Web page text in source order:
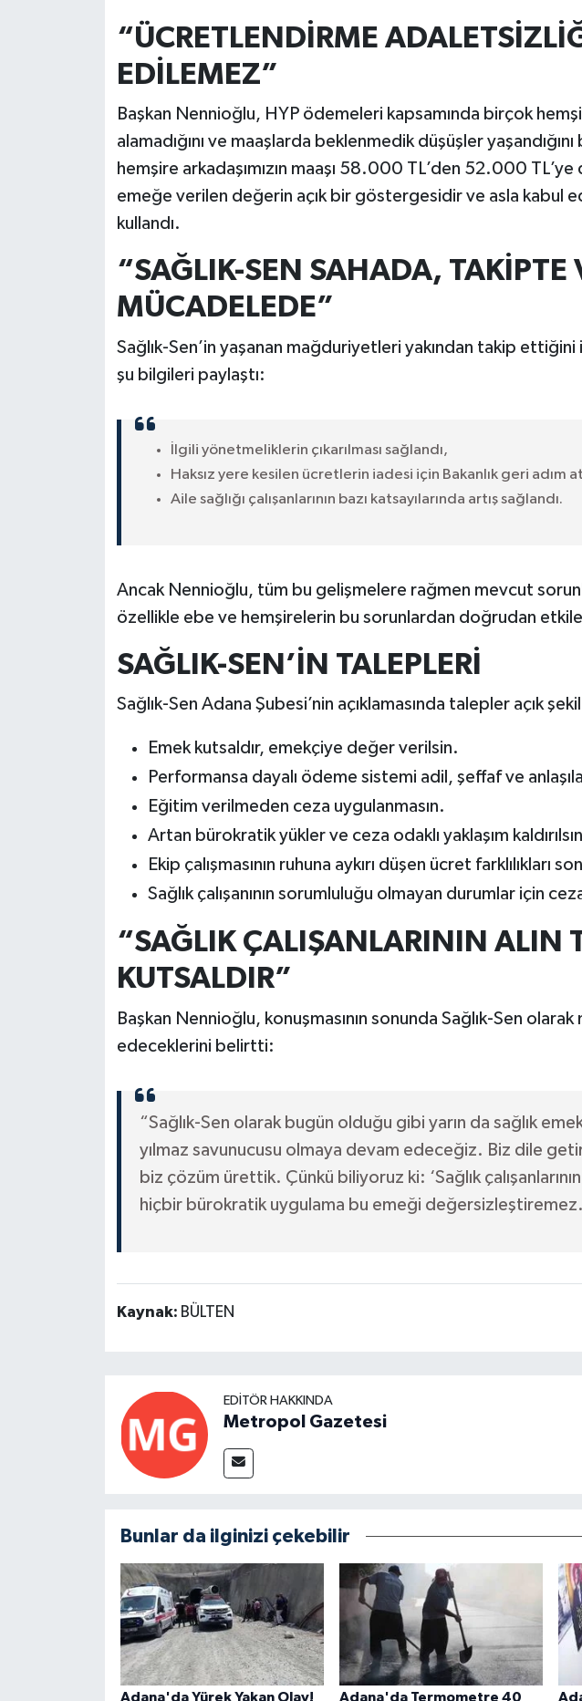
“ÜCRETLENDİRME
EDİLEMEZ”
Başkan Nennioğlu, HYP ödemeleri kapsamında birçok
alamadığını ve maaşlarda beklenmedik düşüşler
hemşire arkadaşımızın maaşı 58.000 TL’den 52.000
emeğe verilen değerin açık bir göstergesidir ve asla kabul
kullandı.
“SAĞLIK-SEN SAHADA, TAKİPTE
MÜCADELEDE”
Sağlık-Sen’in yaşanan mağduriyetleri yakından takip
şu bilgileri paylaştı:
İlgili yönetmeliklerin çıkarılması sağlandı,
Haksız yere kesilen ücretlerin iadesi için Bakanlık geri adım
Aile sağlığı çalışanlarının bazı katsayılarında artış sağlandı.
Ancak Nennioğlu, tüm bu gelişmelere rağmen mevcut
özellikle ebe ve hemşirelerin bu sorunlardan doğrudan
SAĞLIK-SEN’İN TALEPLERİ
Sağlık-Sen Adana Şubesi’nin açıklamasında talepler açık
Emek kutsaldır, emekçiye değer verilsin.
Performansa dayalı ödeme sistemi adil, şeffaf ve
Eğitim verilmeden ceza uygulanmasın.
Artan bürokratik yükler ve ceza odaklı yaklaşım
Ekip çalışmasının ruhuna aykırı düşen ücret farklılıkları
Sağlık çalışanının sorumluluğu olmayan durumlar için
“SAĞLIK ÇALIŞANLARININ ALIN
KUTSALDIR”
Başkan Nennioğlu, konuşmasının sonunda Sağlık-Sen
edeceklerini belirtti:
“Sağlık-Sen olarak bugün olduğu gibi yarın da sağlık
yılmaz savunucusu olmaya devam edeceğiz. Biz dile
biz çözüm ürettik. Çünkü biliyoruz ki: ‘Sağlık
hiçbir bürokratik uygulama bu emeği
Kaynak: BÜLTEN
EDITÖR HAKKINDA
Metropol Gazetesi
Bunlar da ilginizi çekebilir
Adana'da Yürek Yakan Olay! Adana'da Termometre 40